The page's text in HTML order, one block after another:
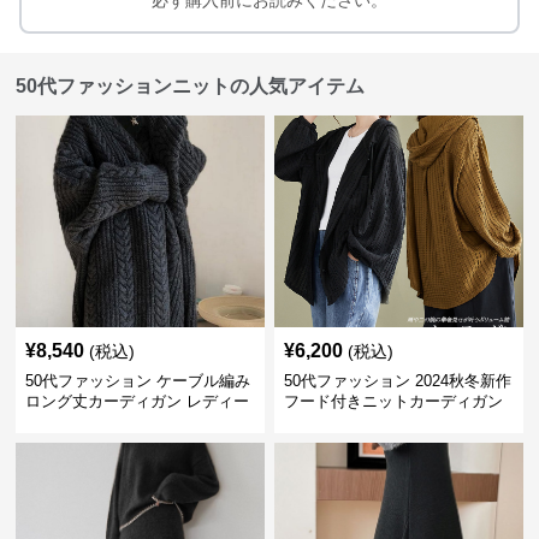
50代ファッションニットの人気アイテム
¥8,540 (税込)
50代ファッション ケーブル編み
ロング丈カーディガン レディー
¥6,200 (税込)
50代ファッション 2024秋冬新作
フード付きニットカーディガン